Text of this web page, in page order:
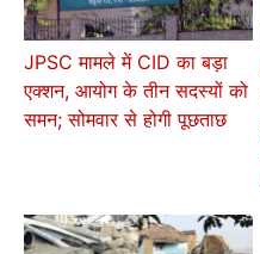
JPSC मामले में CID का बड़ा
एक्शन, आयोग के तीन सदस्यों को
समन; सोमवार से होगी पूछताछ